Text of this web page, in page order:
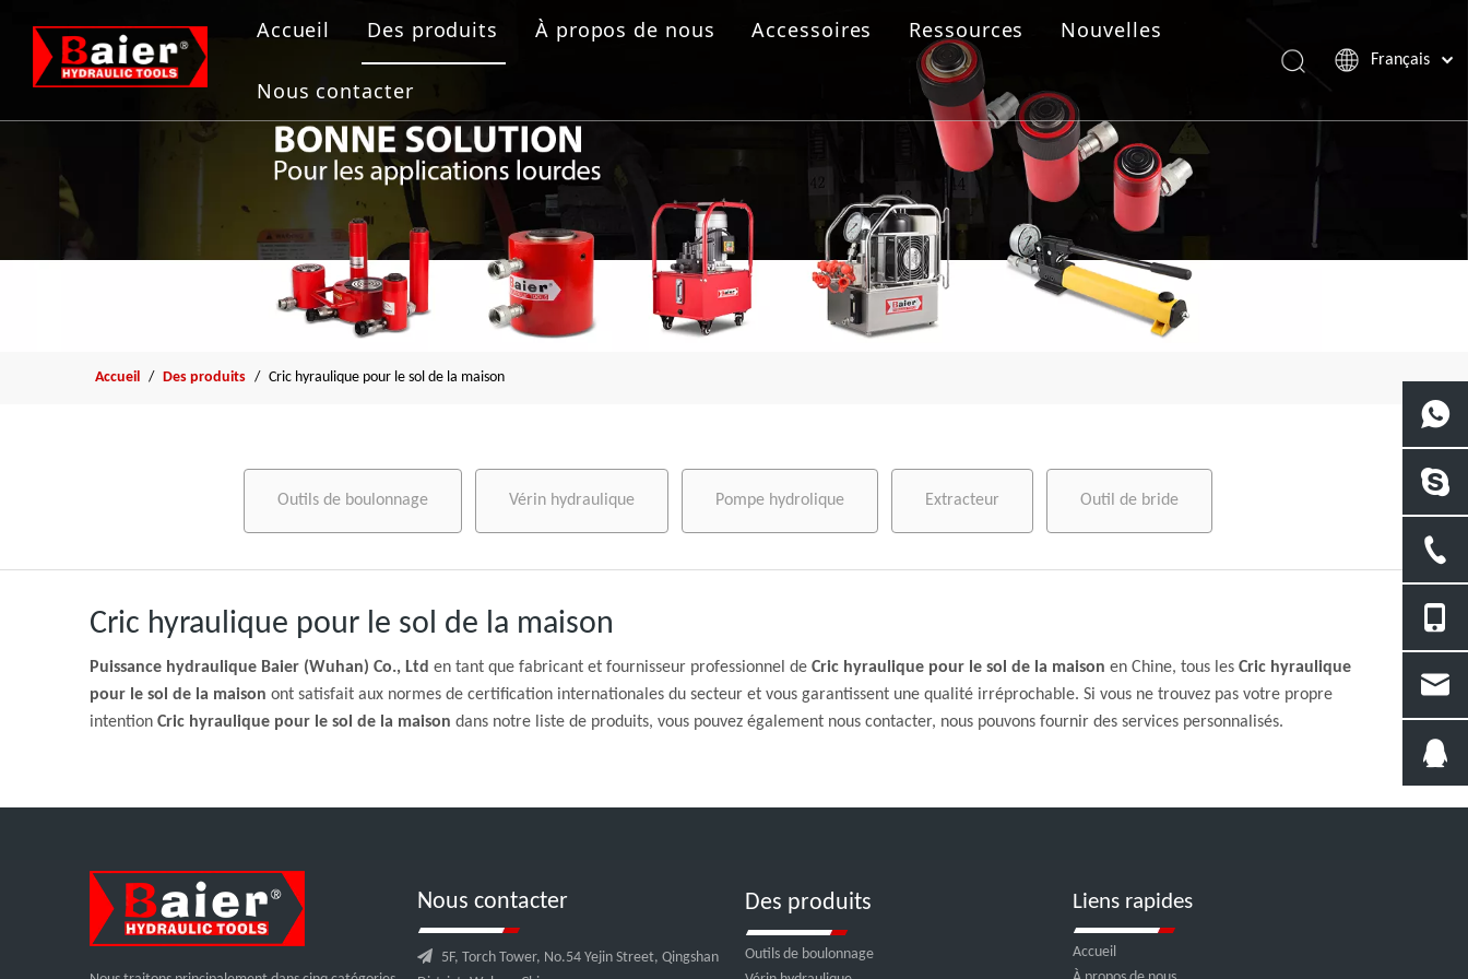
Accueil Des produits
Outils de boulonnage
Vérin hydraulique
Pompe hydrolique
Extracteur
Outil de bride
À propos de nous Accessoires Ressources Nouvelles
Nous contacter
Français
Español
Accueil / Des produits / Cric hyraulique pour le sol de la maison
Outils de boulonnage Vérin hydraulique Pompe hydrolique Extracteur Outil de bride
Cric hyraulique pour le sol de la maison
Puissance hydraulique Baier (Wuhan) Co., Ltd en tant que fabricant et fournisseur professionnel de Cric hyraulique pour le sol de la maison en Chine, tous les Cric hyraulique
pour le sol de la maison ont satisfait aux normes de certification internationales du secteur et vous garantissent une qualité irréprochable. Si vous ne trouvez pas votre propre
intention Cric hyraulique pour le sol de la maison dans notre liste de produits, vous pouvez également nous contacter, nous pouvons fournir des services personnalisés.
Nous contacter
 5F, Torch Tower, No.54 Yejin Street, Qingshan
Des produits
Outils de boulonnage
Liens rapides
Accueil